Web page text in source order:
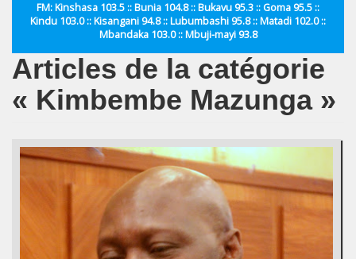
FM: Kinshasa 103.5 :: Bunia 104.8 :: Bukavu 95.3 :: Goma 95.5 ::
Kindu 103.0 :: Kisangani 94.8 :: Lubumbashi 95.8 :: Matadi 102.0 ::
Mbandaka 103.0 :: Mbuji-mayi 93.8
Articles de la catégorie
« Kimbembe Mazunga »